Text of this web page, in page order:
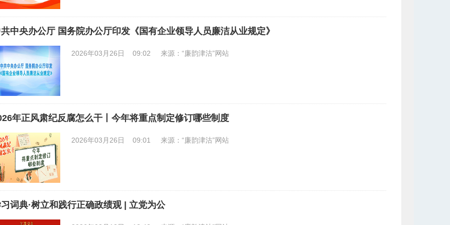
中央办公厅 国务院办公厅印发《国有企业领导人员廉洁从业规定》
2026年03月26日 09:02 来源：“廉韵津沽”网站
年正风肃纪反腐怎么干丨今年将重点制定修订哪些制度
2026年03月26日 09:01 来源：“廉韵津沽”网站
词典·树立和践行正确政绩观 | 立党为公